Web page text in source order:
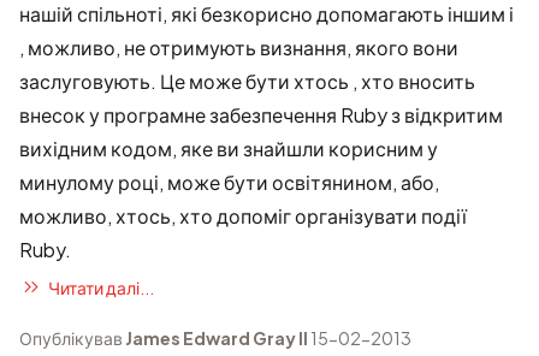
нашій спільноті, які безкорисно допомагають іншим і
, можливо, не отримують визнання, якого вони
заслуговують. Це може бути хтось , хто вносить
внесок у програмне забезпечення Ruby з відкритим
вихідним кодом, яке ви знайшли корисним у
минулому році, може бути освітянином, або,
можливо, хтось, хто допоміг організувати події
Ruby.
Читати далі...
Опублікував James Edward Gray II 15-02-2013